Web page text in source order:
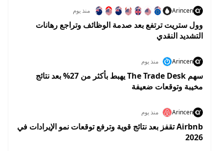
Arincen منذ يوم
وول ستريت ترتفع بعد صدمة الوظائف وتراجع رهانات
التشديد النقدي
Arincen منذ يوم
سهم The Trade Desk يهبط بأكثر من 27% بعد نتائج
مخيبة وتوقعات ضعيفة
Arincen منذ يوم
Airbnb تقفز بعد نتائج قوية وترفع توقعات نمو الإيرادات في
2026